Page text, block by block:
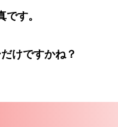
す。
けですかね？